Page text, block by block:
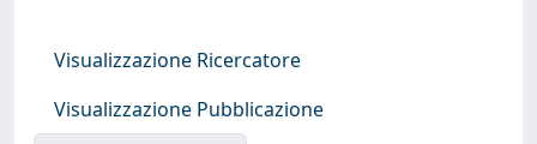
Visualizzazione Ricercatore
Visualizzazione Pubblicazione